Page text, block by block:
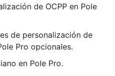
de OCPP en Pole
de personalización de
Pro opcionales.
en Pole Pro.